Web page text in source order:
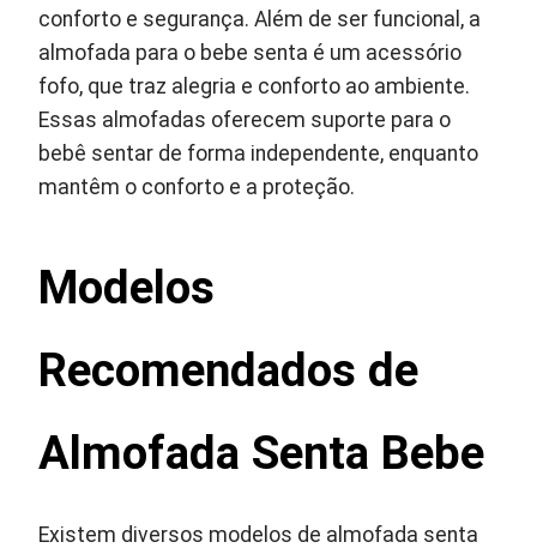
conforto e segurança. Além de ser funcional, a
almofada para o bebe senta é um acessório
fofo, que traz alegria e conforto ao ambiente.
Essas almofadas oferecem suporte para o
bebê sentar de forma independente, enquanto
mantêm o conforto e a proteção.
Modelos
Recomendados de
Almofada Senta Bebe
Existem diversos modelos de almofada senta